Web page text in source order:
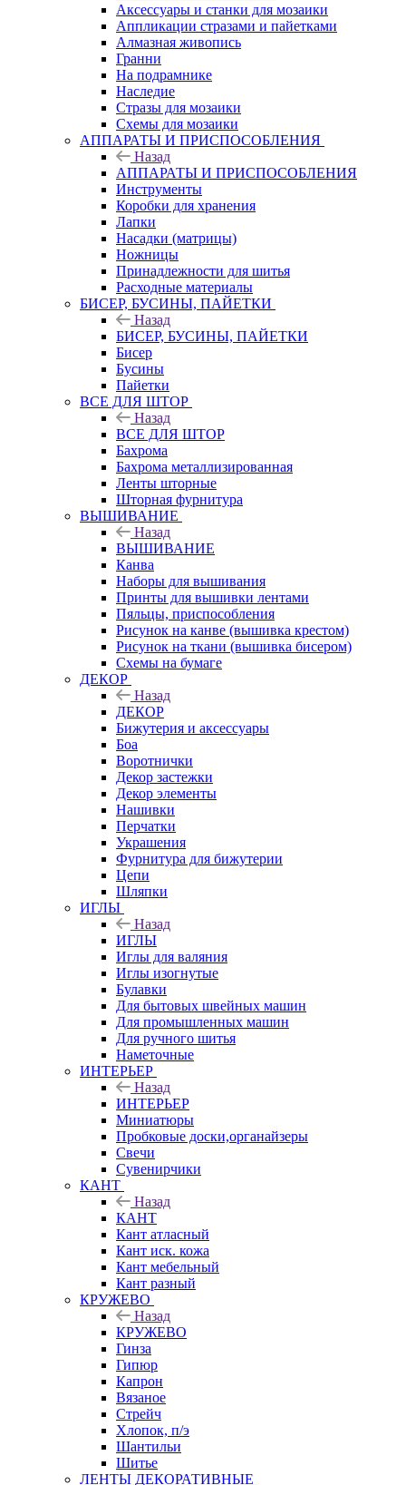
Аксессуары и станки для мозаики
Аппликации стразами и пайетками
Алмазная живопись
Гранни
На подрамнике
Наследие
Стразы для мозаики
Схемы для мозаики
АППАРАТЫ И ПРИСПОСОБЛЕНИЯ
Назад
АППАРАТЫ И ПРИСПОСОБЛЕНИЯ
Инструменты
Коробки для хранения
Лапки
Насадки (матрицы)
Ножницы
Принадлежности для шитья
Расходные материалы
БИСЕР, БУСИНЫ, ПАЙЕТКИ
Назад
БИСЕР, БУСИНЫ, ПАЙЕТКИ
Бисер
Бусины
Пайетки
ВСЕ ДЛЯ ШТОР
Назад
ВСЕ ДЛЯ ШТОР
Бахрома
Бахрома металлизированная
Ленты шторные
Шторная фурнитура
ВЫШИВАНИЕ
Назад
ВЫШИВАНИЕ
Канва
Наборы для вышивания
Принты для вышивки лентами
Пяльцы, приспособления
Рисунок на канве (вышивка крестом)
Рисунок на ткани (вышивка бисером)
Схемы на бумаге
ДЕКОР
Назад
ДЕКОР
Бижутерия и аксессуары
Боа
Воротнички
Декор застежки
Декор элементы
Нашивки
Перчатки
Украшения
Фурнитура для бижутерии
Цепи
Шляпки
ИГЛЫ
Назад
ИГЛЫ
Иглы для валяния
Иглы изогнутые
Булавки
Для бытовых швейных машин
Для промышленных машин
Для ручного шитья
Наметочные
ИНТЕРЬЕР
Назад
ИНТЕРЬЕР
Миниатюры
Пробковые доски,органайзеры
Свечи
Сувенирчики
КАНТ
Назад
КАНТ
Кант атласный
Кант иск. кожа
Кант мебельный
Кант разный
КРУЖЕВО
Назад
КРУЖЕВО
Гинза
Гипюр
Капрон
Вязаное
Стрейч
Хлопок, п/э
Шантильи
Шитье
ЛЕНТЫ ДЕКОРАТИВНЫЕ